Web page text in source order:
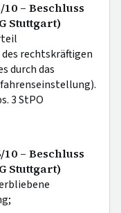
10 – Beschluss
Stuttgart)
rechtskräftigen
durch das
3 StPO
10 – Beschluss
Stuttgart)